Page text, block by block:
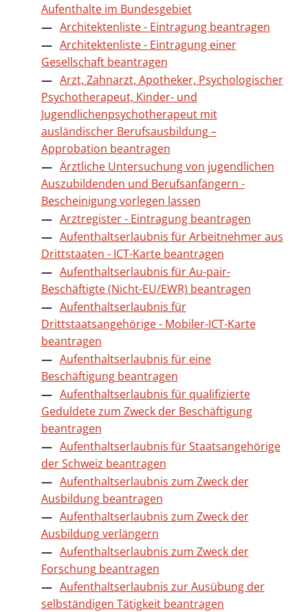
Aufenthalte im Bundesgebiet
Architektenliste - Eintragung beantragen
Architektenliste - Eintragung einer
Gesellschaft beantragen
Arzt, Zahnarzt, Apotheker, Psychologischer
Psychotherapeut, Kinder- und
Jugendlichenpsychotherapeut mit
ausländischer Berufsausbildung –
Approbation beantragen
Ärztliche Untersuchung von jugendlichen
Auszubildenden und Berufsanfängern -
Bescheinigung vorlegen lassen
Arztregister - Eintragung beantragen
Aufenthaltserlaubnis für Arbeitnehmer aus
Drittstaaten - ICT-Karte beantragen
Aufenthaltserlaubnis für Au-pair-
Beschäftigte (Nicht-EU/EWR) beantragen
Aufenthaltserlaubnis für
Drittstaatsangehörige - Mobiler-ICT-Karte
beantragen
Aufenthaltserlaubnis für eine
Beschäftigung beantragen
Aufenthaltserlaubnis für qualifizierte
Geduldete zum Zweck der Beschäftigung
beantragen
Aufenthaltserlaubnis für Staatsangehörige
der Schweiz beantragen
Aufenthaltserlaubnis zum Zweck der
Ausbildung beantragen
Aufenthaltserlaubnis zum Zweck der
Ausbildung verlängern
Aufenthaltserlaubnis zum Zweck der
Forschung beantragen
Aufenthaltserlaubnis zur Ausübung der
selbständigen Tätigkeit beantragen